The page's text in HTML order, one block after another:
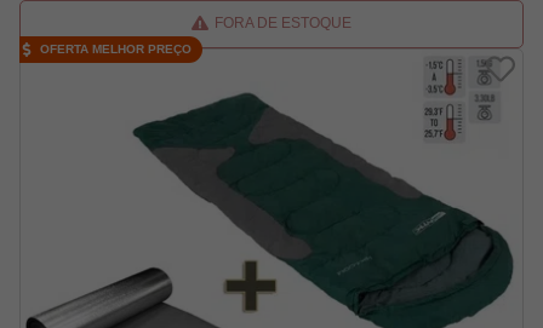
FORA DE ESTOQUE
OFERTA MELHOR PREÇO